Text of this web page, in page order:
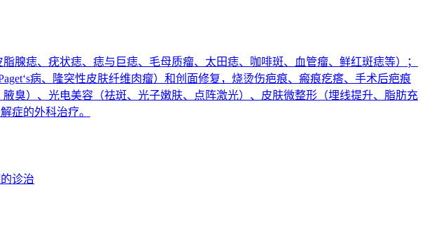
腺痣、疣状痣、痣与巨痣、毛母质瘤、太田痣、咖啡斑、血管瘤、鲜红斑痣等）；
病、隆突性皮肤纤维肉瘤）和创面修复，烧烫伤疤痕、瘢痕疙瘩、手术后疤痕
臭）、光电美容（祛斑、光子嫩肤、点阵激光）、皮肤微整形（埋线提升、脂肪充
症的外科治疗。
诊治